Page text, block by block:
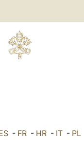
- FR- HR- IT- PL